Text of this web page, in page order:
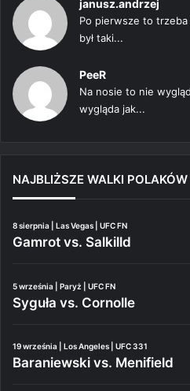
janusz.andrzej
Po pierwsze to
był taki...
PeeR
Na nosie to nie
wygląda jak...
NAJBLIŻSZE WALKI
8 sierpnia | Las Vegas | UFC FN
Gamrot vs. Salkilld
5 września | Paryż | UFC FN
Syguła vs. Cornolle
19 września | Los Angeles | UFC 331
Baraniewski vs. Menifield